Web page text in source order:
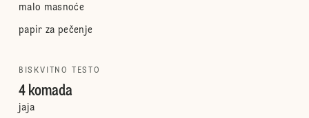
malo masnoće
papir za pečenje
BISKVITNO TESTO
4 komada
jaja